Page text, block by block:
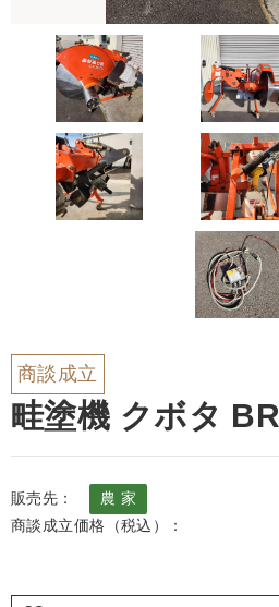
商談成立
畦塗機 クボタ
販売先：
農 家
商談成立価格（税込）：